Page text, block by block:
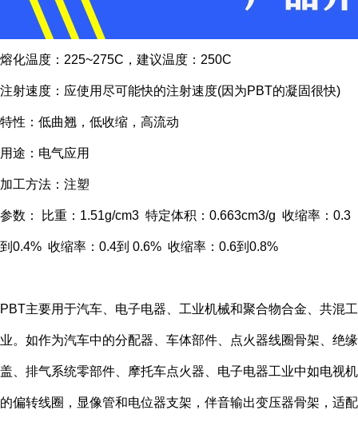
熔化温度：225~275C，建议温度：250C
注射速度：应使用尽可能快的注射速度(因为PBT的凝固很快)
特性：低曲翘，低收缩，高流动
用途：电气应用
加工方法：注塑
参数： 比重：1.51g/cm3 特定体积：0.663cm3/g 收缩率：0.3
到0.4% 收缩率：0.4到 0.6% 收缩率：0.6到0.8%
PBT主要用于汽车、电子电器、工业机械和聚合物合金、共混工
业。如作为汽车中的分配器、车体部件、点火器线圈骨架、绝缘
盖、排气系统零部件、摩托车点火器、电子电器工业中如电视机
的偏转线圈，显像管和电位器支架，伴音输出变压器骨架，适配